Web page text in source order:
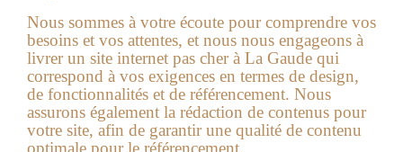
Nous sommes à votre écoute pour comprendre vos
besoins et vos attentes, et nous nous engageons à
livrer un site internet pas cher à La Gaude qui
correspond à vos exigences en termes de design,
de fonctionnalités et de référencement. Nous
assurons également la rédaction de contenus pour
votre site, afin de garantir une qualité de contenu
optimale pour le référencement.